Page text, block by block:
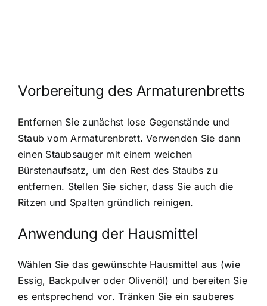
Vorbereitung des Armaturenbretts
Entfernen Sie zunächst lose Gegenstände und
Staub vom Armaturenbrett. Verwenden Sie dann
einen Staubsauger mit einem weichen
Bürstenaufsatz, um den Rest des Staubs zu
entfernen. Stellen Sie sicher, dass Sie auch die
Ritzen und Spalten gründlich reinigen.
Anwendung der Hausmittel
Wählen Sie das gewünschte Hausmittel aus (wie
Essig, Backpulver oder Olivenöl) und bereiten Sie
es entsprechend vor. Tränken Sie ein sauberes